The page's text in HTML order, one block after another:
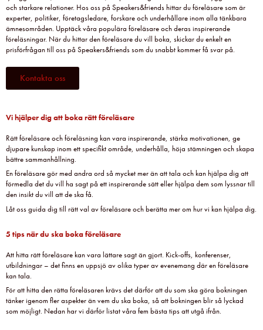
och starkare relationer. Hos oss på Speakers&friends hittar du föreläsare som är
experter, politiker, företagsledare, forskare och underhållare inom alla tänkbara
ämnesområden. Upptäck våra populära föreläsare och deras inspirerande
föreläsningar. När du hittar den föreläsare du vill boka, skickar du enkelt en
prisförfrågan till oss på Speakers&friends som du snabbt kommer få svar på.
Kontakta oss
Vi hjälper dig att boka rätt föreläsare
Rätt föreläsare och föreläsning kan vara inspirerande, stärka motivationen, ge
djupare kunskap inom ett specifikt område, underhålla, höja stämningen och skapa
bättre sammanhållning.
En föreläsare gör med andra ord så mycket mer än att tala och kan hjälpa dig att
förmedla det du vill ha sagt på ett inspirerande sätt eller hjälpa dem som lyssnar till
den insikt du vill att de ska få.
Låt oss guida dig till rätt val av föreläsare och berätta mer om hur vi kan hjälpa dig.
5 tips när du ska boka föreläsare
Att hitta rätt föreläsare kan vara lättare sagt än gjort. Kick-offs, konferenser,
utbildningar – det finns en uppsjö av olika typer av evenemang där en föreläsare
kan tala.
För att hitta den rätta föreläsaren krävs det därför att du som ska göra bokningen
tänker igenom fler aspekter än vem du ska boka, så att bokningen blir så lyckad
som möjligt. Nedan har vi därför listat våra fem bästa tips att utgå ifrån.